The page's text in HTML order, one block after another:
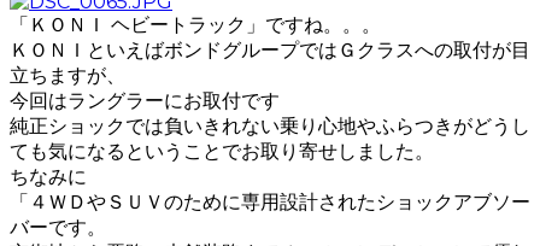
「ＫＯＮＩ ヘビートラック」ですね。。。
ＫＯＮＩといえばボンドグループではＧクラスへの取付が目
立ちますが、
今回はラングラーにお取付です
純正ショックでは負いきれない乗り心地やふらつきがどうし
ても気になるということでお取り寄せしました。
ちなみに
「４ＷＤやＳＵＶのために専用設計されたショックアブソー
バーです。